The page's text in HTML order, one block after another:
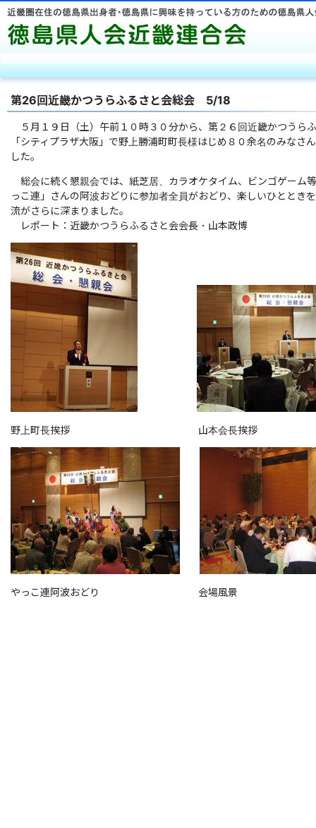
第26回近畿かつうらふるさと会総会 5/18
５月１９日（土）午前１０時３０分から、第２６回近畿かつうら
「シティプラザ大阪」で野上勝浦町町長様はじめ８０余名のみなさ
した。
総会に続く懇親会では、紙芝居、カラオケタイム、ビンゴゲーム
っこ連」さんの阿波おどりに参加者全員がおどり、楽しいひととき
流がさらに深まりました。
レポート：近畿かつうらふるさと会会長・山本政博
野上町長挨拶 山本会長挨拶
やっこ連阿波おどり 会場風景